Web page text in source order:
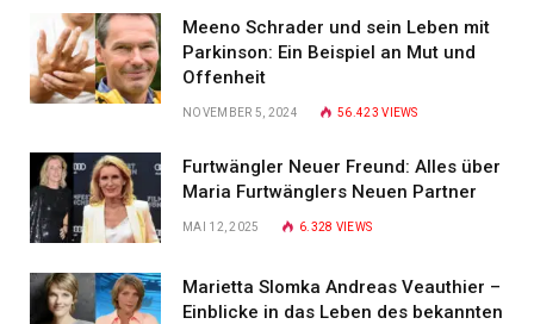
Meeno Schrader und sein Leben mit
Parkinson: Ein Beispiel an Mut und
Offenheit
NOVEMBER 5, 2024 56.423VIEWS
Furtwängler Neuer Freund: Alles über
Maria Furtwänglers Neuen Partner
MAI 12, 2025 6.328 VIEWS
Marietta Slomka Andreas Veauthier –
Einblicke in das Leben des bekannten